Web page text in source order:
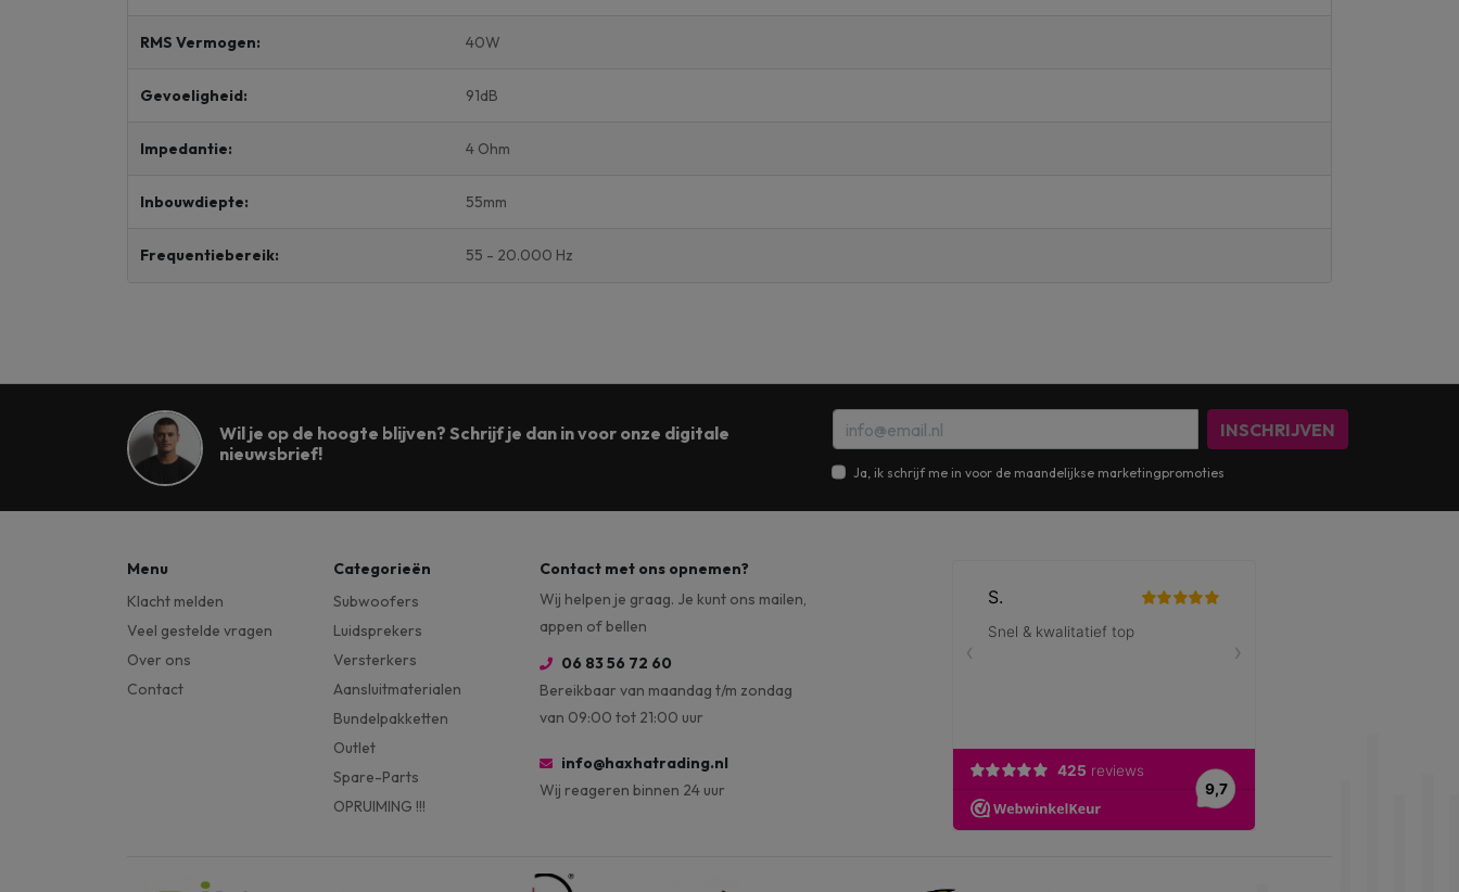
RMS Vermogen: 40W
Gevoeligheid: 91dB
Impedantie: 4 Ohm
Inbouwdiepte: 55mm
Frequentiebereik: 55 - 20.000 Hz
Wil je op de hoogte blijven? Schrijf je dan in voor onze digitale
nieuwsbrief!
INSCHRIJVEN
Ja, ik schrijf me in voor de maandelijkse marketingpromoties
Menu
Klacht melden
Veel gestelde vragen
Over ons
Contact
Categorieën
Subwoofers
Luidsprekers
Versterkers
Aansluitmaterialen
Bundelpakketten
Outlet
Spare-Parts
OPRUIMING !!!
Contact met ons opnemen?
Wij helpen je graag. Je kunt ons mailen,
appen of bellen
06 83 56 72 60
Bereikbaar van maandag t/m zondag
van 09:00 tot 21:00 uur
info@haxhatrading.nl
Wij reageren binnen 24 uur